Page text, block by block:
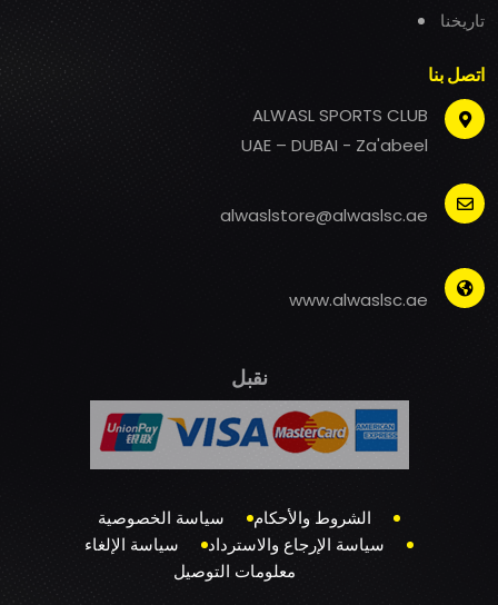
تاريخنا
اتصل بنا
ALWASL SPORTS CLUB
UAE – DUBAI - Za'abeel
alwaslstore@alwaslsc.ae
www.alwaslsc.ae
نقبل
الشروط والأحكام
سياسة الخصوصية
سياسة الإرجاع والاسترداد
سياسة الإلغاء
معلومات التوصيل